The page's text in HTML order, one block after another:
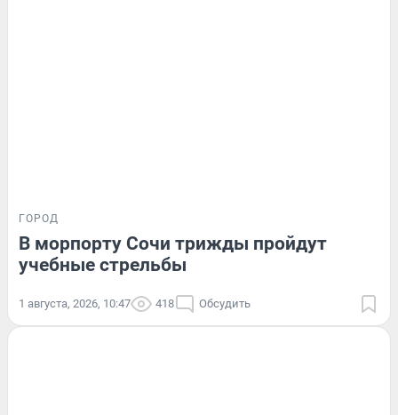
ГОРОД
В морпорту Сочи трижды пройдут
учебные стрельбы
1 августа, 2026, 10:47 418 Обсудить